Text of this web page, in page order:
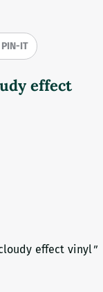
PIN-IT
effect
effect vinyl"